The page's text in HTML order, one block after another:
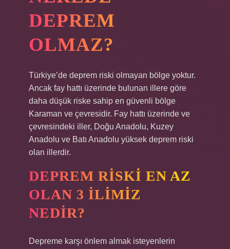
DEPREM
OLMAZ?
Türkiye’de deprem riski olmayan bölge yoktur.
Ancak fay hattı üzerinde bulunan illere göre
daha düşük riske sahip en güvenli bölge
Karaman ve çevresidir. Fay hattı üzerinde ve
çevresindeki iller, Doğu Anadolu, Kuzey
Anadolu ve Batı Anadolu yüksek deprem riski
olan illerdir.
DEPREM RISKI EN AZ
OLAN 3 ILIMIZ
NEDIR?
Depreme karşı önlem almak isteyenlerin